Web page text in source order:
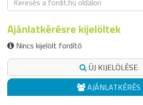
Ajánlatkérésre kijelöltek
Nincs kijelölt fordító
ÚJ KIJELÖLÉSE
AJÁNLATKÉRÉS